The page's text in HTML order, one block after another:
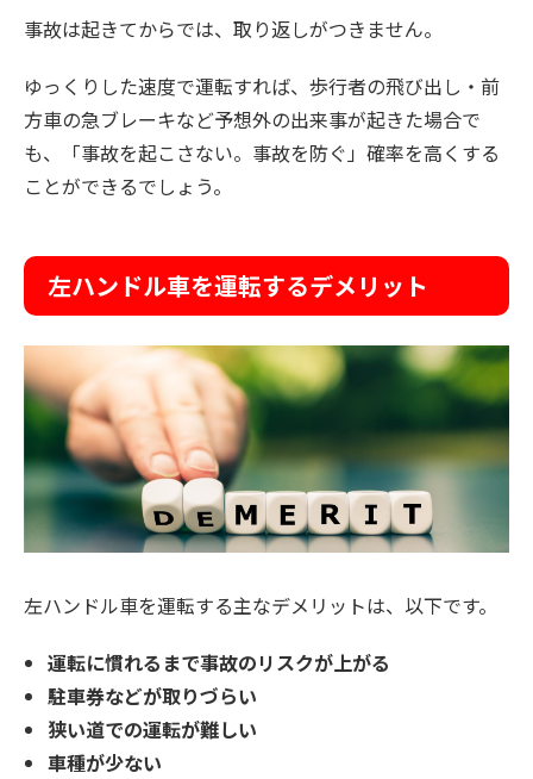
事故は起きてからでは、取り返しがつきません。
ゆっくりした速度で運転すれば、歩行者の飛び出し・前
方車の急ブレーキなど予想外の出来事が起きた場合で
も、「事故を起こさない。事故を防ぐ」確率を高くする
ことができるでしょう。
左ハンドル車を運転するデメリット
左ハンドル車を運転する主なデメリットは、以下です。
運転に慣れるまで事故のリスクが上がる
駐車券などが取りづらい
狭い道での運転が難しい
車種が少ない